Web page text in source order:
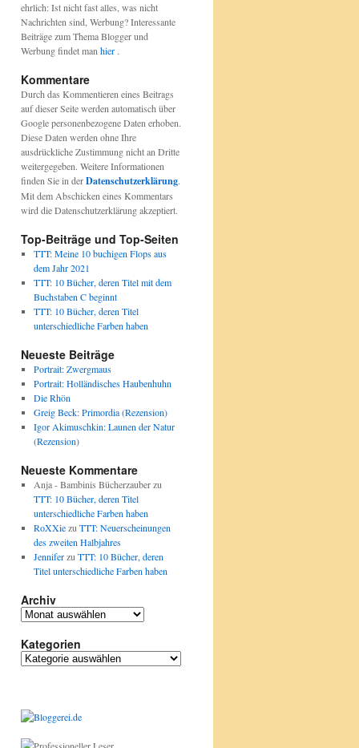
ehrlich: Ist nicht fast alles, was nicht
Nachrichten sind, Werbung? Interessante
Beiträge zum Thema Blogger und
Werbung findet man hier .
Kommentare
Durch das Kommentieren eines Beitrags
auf dieser Seite werden automatisch über
Google personenbezogene Daten erhoben.
Diese Daten werden ohne Ihre
ausdrückliche Zustimmung nicht an Dritte
weitergegeben. Weitere Informationen
finden Sie in derDatenschutzerklärung.
Mit dem Abschicken eines Kommentars
wird die Datenschutzerklärung akzeptiert.
Top-Beiträge und Top-Seiten
TTT: Meine 10 buchigen Flops aus
dem Jahr 2021
TTT: 10 Bücher, deren Titel mit dem
Buchstaben C beginnt
TTT: 10 Bücher, deren Titel
unterschiedliche Farben haben
Neueste Beiträge
Portrait: Zwergmaus
Portrait: Holländisches Haubenhuhn
Die Rhön
Greig Beck: Primordia (Rezension)
Igor Akimuschkin: Launen der Natur
(Rezension)
Neueste Kommentare
Anja - Bambinis Bücherzauberzu
TTT: 10 Bücher, deren Titel
unterschiedliche Farben haben
RoXXiezu TTT: Neuerscheinungen
des zweiten Halbjahres
Jenniferzu TTT: 10 Bücher, deren
Titel unterschiedliche Farben haben
Archiv
Archiv
Kategorien
Kategorien